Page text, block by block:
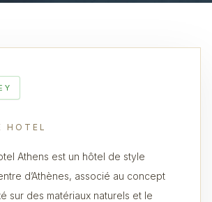
HOTEL
Athens est un hôtel de style
d’Athènes, associé au concept
sur des matériaux naturels et le